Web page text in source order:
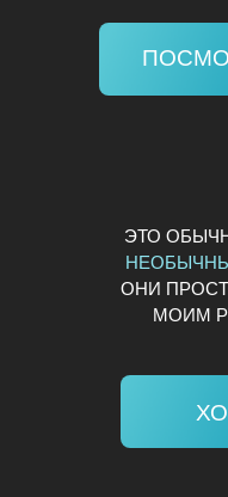
ЭТО
ОНИ
МОИМ